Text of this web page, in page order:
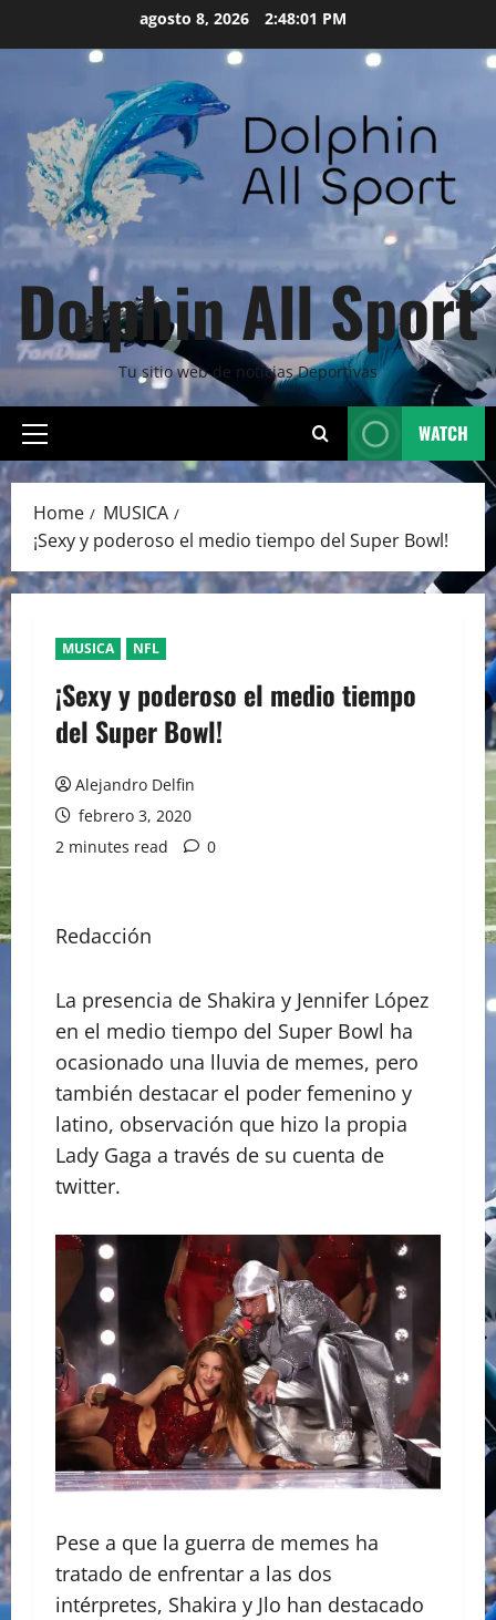
agosto 8, 2026 2:48:02 PM
Dolphin All Sport
Tu sitio web de noticias Deportivas
Primary
Menu
WATCH
Home
MUSICA
¡Sexy y poderoso el medio tiempo del Super Bowl!
MUSICA NFL
¡Sexy y poderoso el medio tiempo
del Super Bowl!
Alejandro Delfin
febrero 3, 2020
2 minutes read
0
Redacción
La presencia de Shakira y Jennifer López
en el medio tiempo del Super Bowl ha
ocasionado una lluvia de memes, pero
también destacar el poder femenino y
latino, observación que hizo la propia
Lady Gaga a través de su cuenta de
twitter.
Pese a que la guerra de memes ha
tratado de enfrentar a las dos
intérpretes, Shakira y Jlo han destacado